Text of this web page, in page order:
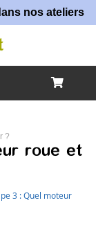
nos ateliers !
?
roue et
3 : Quel moteur